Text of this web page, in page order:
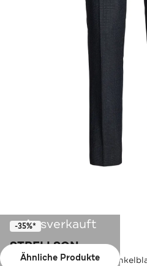
Ausverkauft
Ähnliche Produkte
-35%*
STRELLSON
Business-Hose Melwin